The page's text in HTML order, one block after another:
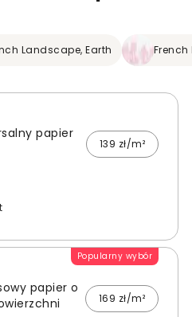
Landscape, Earth French
papier
139 zł/m²
Popularny wybór
papier o
169 zł/m²